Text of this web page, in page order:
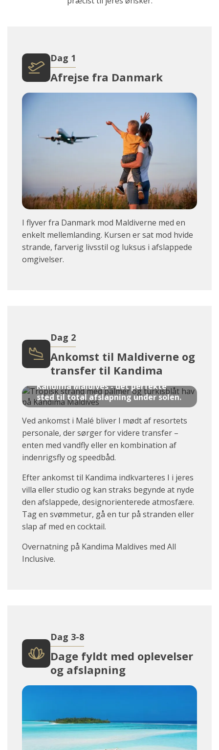
Dag 1
Afrejse fra Danmark
I flyver fra Danmark mod Maldiverne med en
enkelt mellemlanding. Kursen er sat mod hvide
strande, farverig livsstil og luksus i afslappede
omgivelser.
Dag 2
Ankomst til Maldiverne og
transfer til Kandima
Kandima Maldives - det perfekte
sted til total afslapning under solen.
Ved ankomst i Malé bliver I mødt af resortets
personale, der sørger for videre transfer –
enten med vandfly eller en kombination af
indenrigsfly og speedbåd.
Efter ankomst til Kandima indkvarteres I i jeres
villa eller studio og kan straks begynde at nyde
den afslappede, designorienterede atmosfære.
Tag en svømmetur, gå en tur på stranden eller
slap af med en cocktail.
Overnatning på Kandima Maldives med All
Inclusive.
Dag 3-8
Dage fyldt med oplevelser
og afslapning